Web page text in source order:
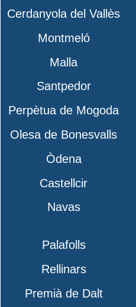
Cerdanyola del Vallès
Montmeló
Malla
Santpedor
Perpètua de Mogoda
Olesa de Bonesvalls
Òdena
Castellcir
Navas
Palafolls
Rellinars
Premià de Dalt